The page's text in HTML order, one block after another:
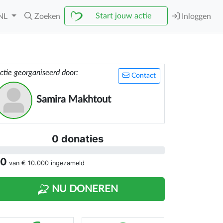
Zoeken Start jouw actie Inloggen
Contact
georganiseerd door:
Samira Makhtout
0 donaties
van € 10.000 ingezameld
NU DONEREN